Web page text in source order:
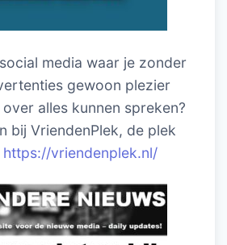
media waar je zonder
gewoon plezier
alles kunnen spreken?
bij VriendenPlek, de plek
https://vriendenplek.nl/